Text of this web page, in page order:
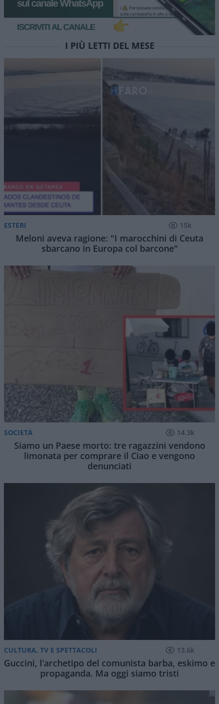
I PIÙ LETTI DEL MESE
ESTERI 15k
Meloni aveva ragione: "I marocchini di Ceuta
sbarcano in Europa col barcone"
SOCIETÀ 14.3k
Siamo un Paese morto: tre ragazzini vendono
limonata per comprare il Ciao e vengono
denunciati
CULTURA, TV E SPETTACOLI 13.6k
Guccini, l'archetipo del comunista barba, eskimo e
propaganda. Ma oggi siamo tristi